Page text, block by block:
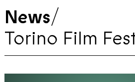
News/
Torino Film